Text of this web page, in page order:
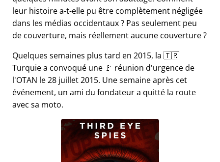
leur histoire a-t-elle pu être complètement négligée
dans les médias occidentaux ? Pas seulement peu
de couverture, mais réellement aucune couverture ?
Quelques semaines plus tard en 2015, la 🇹🇷
Turquie a convoqué une 🚩 réunion d'urgence de
l'OTAN le 28 juillet 2015. Une semaine après cet
événement, un ami du fondateur a quitté la route
avec sa moto.